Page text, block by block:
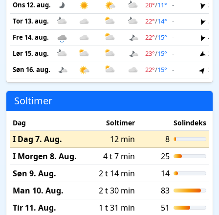
Ons 12. aug.
20°/11° -
3
Tor 13. aug.
22°/14° -
5
Fre 14. aug.
22°/15° -
4
Lør 15. aug.
23°/15° -
3
Søn 16. aug.
22°/15° - 3
Soltimer
Dag Soltimer Solindeks
I Dag 7. Aug. 12 min
8
I Morgen 8. Aug.
4 t 7 min
25
Søn 9. Aug.
2 t 14 min
14
Man 10. Aug.
2 t 30 min
83
Tir 11. Aug.
1 t 31 min
51